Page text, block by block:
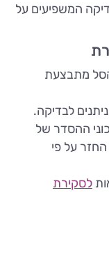
המשפיעים על
מתבצעת
לבדיקה.
ההסדר של
על פי
לסקירת